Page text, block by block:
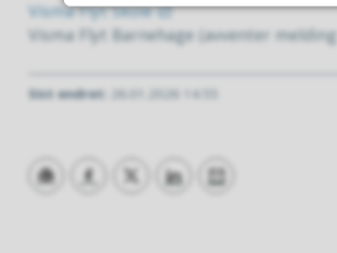
Visma Flyt Skole
Visma Flyt Barnehage (avventer
Sist endret 26.01.2026 14.55